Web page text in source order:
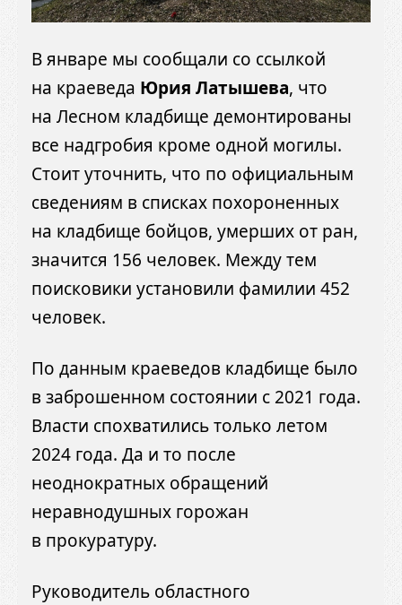
В январе мы сообщали со ссылкой
на краеведа Юрия Латышева, что
на Лесном кладбище демонтированы
все надгробия кроме одной могилы.
Стоит уточнить, что по официальным
сведениям в списках похороненных
на кладбище бойцов, умерших от ран,
значится 156 человек. Между тем
поисковики установили фамилии 452
человек.
По данным краеведов кладбище было
в заброшенном состоянии с 2021 года.
Власти спохватились только летом
2024 года. Да и то после
неоднократных обращений
неравнодушных горожан
в прокуратуру.
Руководитель областного